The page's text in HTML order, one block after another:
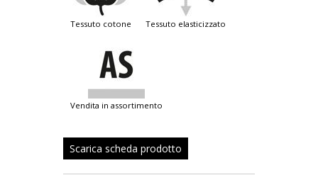
tessuto cotone tessuto elasticizzato
vendita in assortimento
Scarica scheda prodotto